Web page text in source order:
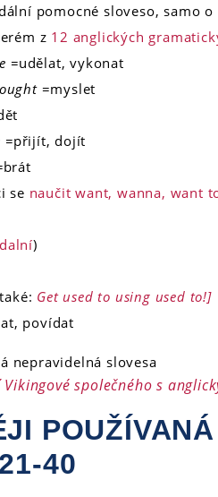
pomocné sloveso, samo
z 12 anglických
=udělat, vykonat
=myslet
=přijít, dojít
brát
se naučit want, wanna, want
)
Get used to using used to!]
povídat
Vikingové společného s
40